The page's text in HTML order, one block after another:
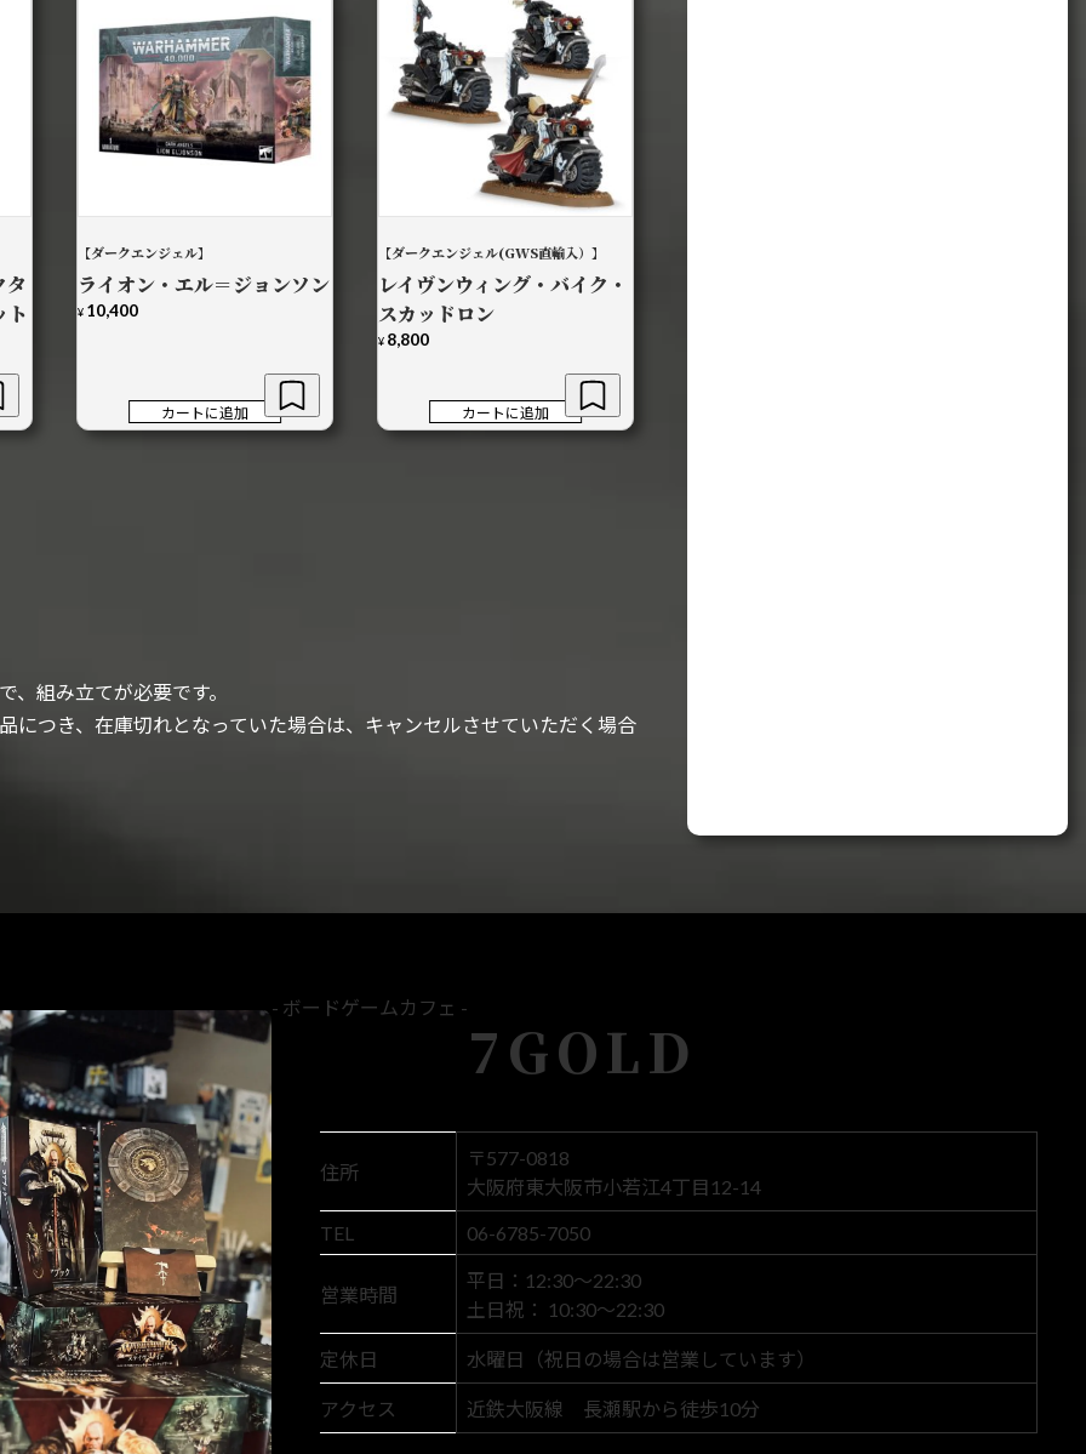
タ
ト
【ダークエンジェル】
ライオン・エル＝ジョンソン
¥ 10,400
カートに追加
【ダークエンジェル(GWS直輸入）】
レイヴンウィング・バイク・
スカッドロン
¥ 8,800
カートに追加
組み立てが必要です。
つき、在庫切れとなっていた場合は、キャンセルさせていただく場合
- ボードゲームカフェ -
7GOLD
住所
〒577-0818
大阪府東大阪市小若江4丁目12-14
TEL
06-6785-7050
営業時間
平日：12:30～22:30
土日祝： 10:30～22:30
定休日 水曜日（祝日の場合は営業しています）
アクセス 近鉄大阪線 長瀬駅から徒歩10分